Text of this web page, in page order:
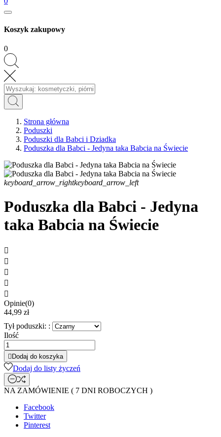
Koszyk zakupowy
0
Strona główna
Poduszki
Poduszki dla Babci i Dziadka
Poduszka dla Babci - Jedyna taka Babcia na Świecie
keyboard_arrow_rightkeyboard_arrow_left
Poduszka dla Babci - Jedyna
taka Babcia na Świecie





Opinie(0)
44,99 zł
Tył poduszki: :
Ilość
 Dodaj do koszyka
Dodaj do listy życzeń
NA ZAMÓWIENIE ( 7 DNI ROBOCZYCH )
Facebook
Twitter
Pinterest